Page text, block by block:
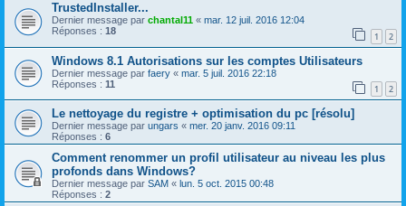
TrustedInstaller...
Dernier message par chantal11 « mar. 12 juil. 2016 12:04
Réponses : 18 1 2
Windows 8.1 Autorisations sur les comptes Utilisateurs
Dernier message par faery « mar. 5 juil. 2016 22:18
Réponses : 11 1 2
Le nettoyage du registre + optimisation du pc [résolu]
Dernier message par ungars « mer. 20 janv. 2016 09:11
Réponses : 6
Comment renommer un profil utilisateur au niveau les plus
profonds dans Windows?
Dernier message par SAM « lun. 5 oct. 2015 00:48
Réponses : 2